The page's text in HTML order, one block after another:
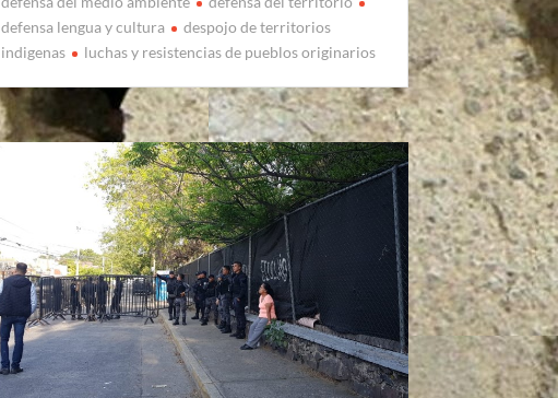
defensa lengua y cultura
despojo de territorios
indigenas
luchas y resistencias de pueblos originarios